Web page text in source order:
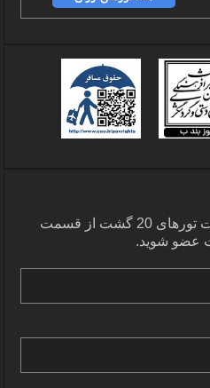
جهت اطلاع از آفرها و تخفیفات تورهای 20 گشت از قسمت
عضو شوید.